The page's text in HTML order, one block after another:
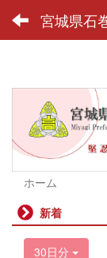
宮城県石
ホーム
新着
30日分